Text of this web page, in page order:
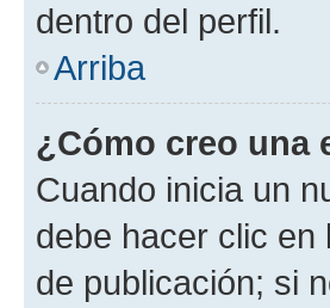
dentro del perfil.
Arriba
¿Cómo creo una
Cuando inicia un
debe hacer clic en
de publicación; si